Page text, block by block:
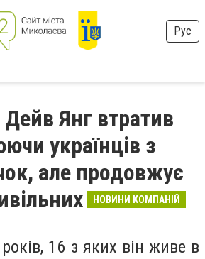
Рус
Янг втратив
українців з
але продовжує
НОВИНИ КОМПАНІЙ
16 з яких він живе в